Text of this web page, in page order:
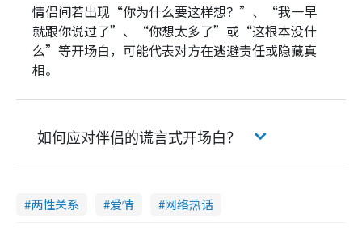
情侣间若出现“你为什么要这样想？”、“我一早
就跟你说过了”、“你想太多了”或“这根本没什
么”等开场白，可能代表对方在逃避责任或隐藏真
相。
如何应对伴侣的谎言式开场白？
两性关系 爱情 网络热话